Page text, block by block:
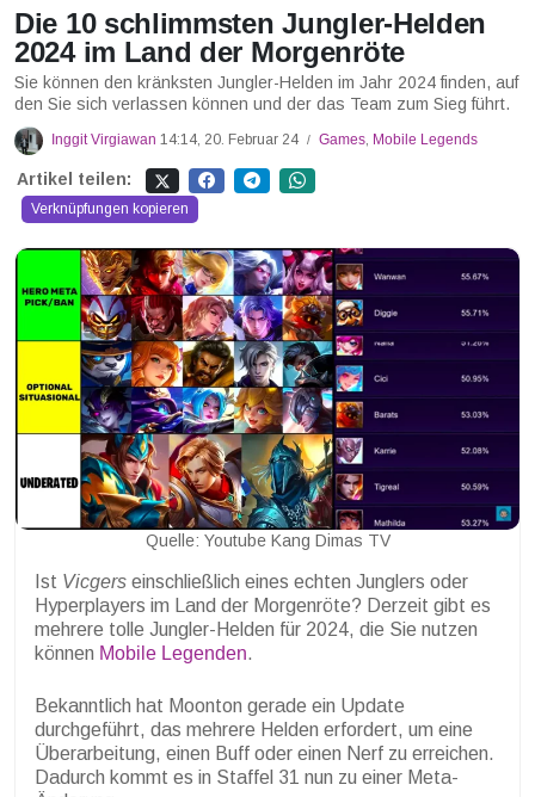
Die 10 schlimmsten Jungler-Helden
2024 im Land der Morgenröte
Sie können den kränksten Jungler-Helden im Jahr 2024 finden, auf
den Sie sich verlassen können und der das Team zum Sieg führt.
Inggit Virgiawan 14:14, 20. Februar 24 / Games, Mobile Legends
Artikel teilen:
Verknüpfungen kopieren
Quelle: Youtube Kang Dimas TV
Ist Vicgers einschließlich eines echten Junglers oder
Hyperplayers im Land der Morgenröte? Derzeit gibt es
mehrere tolle Jungler-Helden für 2024, die Sie nutzen
können Mobile Legenden.
Bekanntlich hat Moonton gerade ein Update
durchgeführt, das mehrere Helden erfordert, um eine
Überarbeitung, einen Buff oder einen Nerf zu erreichen.
Dadurch kommt es in Staffel 31 nun zu einer Meta-